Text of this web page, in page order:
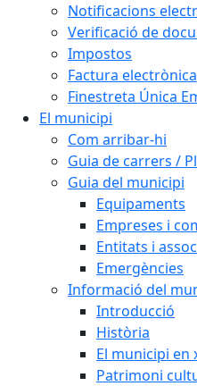
Notificacions
Verificació de
Impostos
Factura electrònica
Finestreta Única
El municipi
Com arribar-hi
Guia de carrers /
Guia del municipi
Equipaments
Empreses i
Entitats i
Emergències
Informació del
Introducció
Història
El municipi en
Patrimoni